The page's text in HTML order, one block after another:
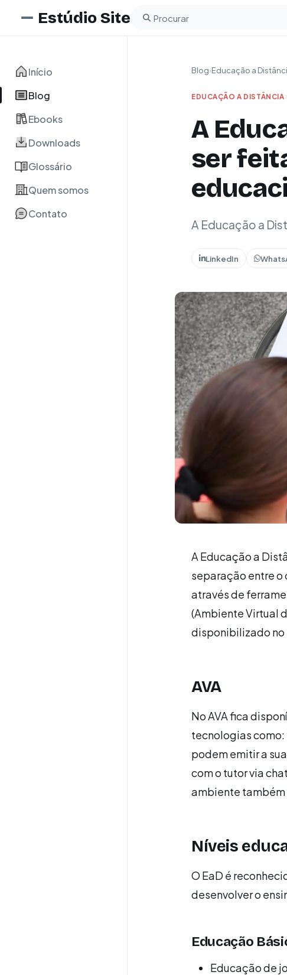
Estúdio Site Buscar no blog
Início
Blog
Ebooks
Downloads
Glossário
Quem somos
Contato
Blog›Educação a
EDUCAÇÃO A DISTÂNCIA·
A
ser
A Educação a
LinkedIn
A Educação a
separação entre o
através de
(Ambiente Virtual
disponibilizado no
AVA
No AVA fica
tecnologias como:
podem emitir a
com o tutor via
ambiente também
Níveis
O EaD é
desenvolver o
Educação
Educação de